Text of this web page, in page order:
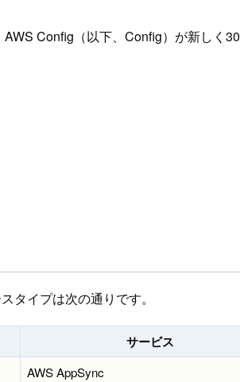
Config（以下、Config）が新しく
タイプは次の通りです。
サービス
AWS AppSync